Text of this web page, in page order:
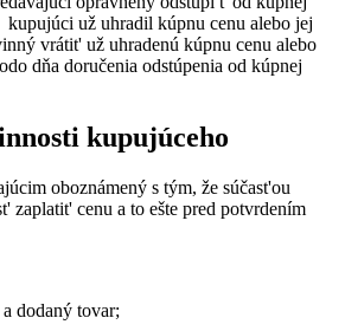
už uhradil kúpnu cenu alebo jej
vrátit' už uhradenú kúpnu cenu alebo
dňa doručenia odstúpenia od kúpnej
kupujúceho
oboznámený s tým, že súčast'ou
zaplatit' cenu a to ešte pred potvrdením
dodaný tovar;